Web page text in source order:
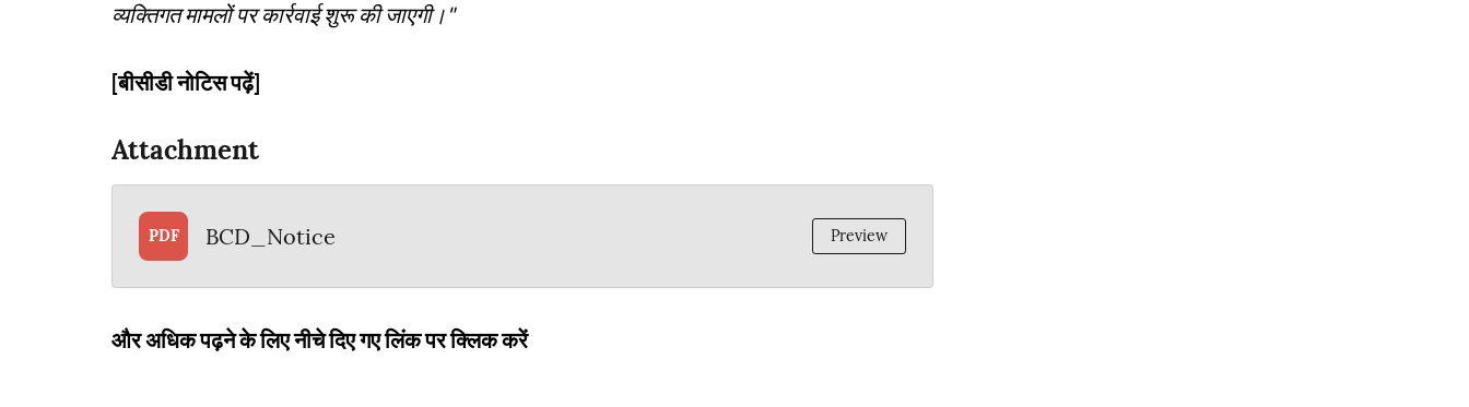
व्यक्तिगत मामलों पर कार्रवाई शुरू की जाएगी।"
[बीसीडी नोटिस पढ़ें]
Attachment
PDF BCD_Notice Preview
और अधिक पढ़ने के लिए नीचे दिए गए लिंक पर क्लिक करें